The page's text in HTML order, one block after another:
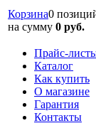
Корзина0
на сумму 0 руб.
Прайс-
Каталог
Как купить
О магазине
Гарантия
Контакты